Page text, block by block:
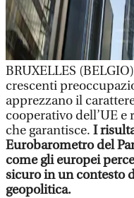
BRUXELLES
crescenti
apprezzano il
cooperativo dell’UE
che garantisce. I
Eurobarometro del
come gli europei
sicuro in un contesto
geopolitica.